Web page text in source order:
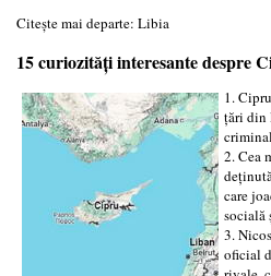
Citește mai departe: Libia
15 curiozități interesante despre
1.
țări din
2. Cea
care
socială
3.
oficial